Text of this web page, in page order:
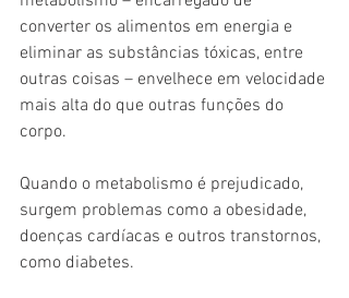
converter os alimentos em energia e
eliminar as substâncias tóxicas, entre
outras coisas – envelhece em velocidade
mais alta do que outras funções do
corpo.
Quando o metabolismo é prejudicado,
surgem problemas como a obesidade,
doenças cardíacas e outros transtornos,
como diabetes.